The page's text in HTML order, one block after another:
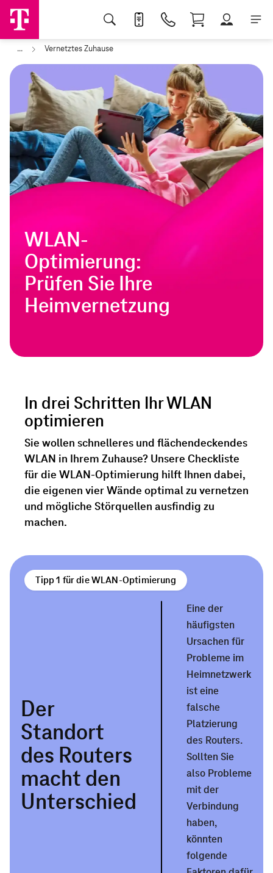
... Vernetztes Zuhause
WLAN-
Optimierung:
Prüfen Sie Ihre
Heimvernetzung
In drei Schritten Ihr WLAN
optimieren
Sie wollen schnelleres und flächendeckendes
WLAN in Ihrem Zuhause? Unsere Checkliste
für die WLAN-Optimierung hilft Ihnen dabei,
die eigenen vier Wände optimal zu vernetzen
und mögliche Störquellen ausfindig zu
machen.
Tipp 1 für die WLAN-Optimierung
Der
Standort
des Routers
macht den
Unterschied
Eine der
häufigsten
Ursachen für
Probleme im
Heimnetzwerk
ist eine
falsche
Platzierung
des Routers.
Sollten Sie
also Probleme
mit der
Verbindung
haben,
könnten
folgende